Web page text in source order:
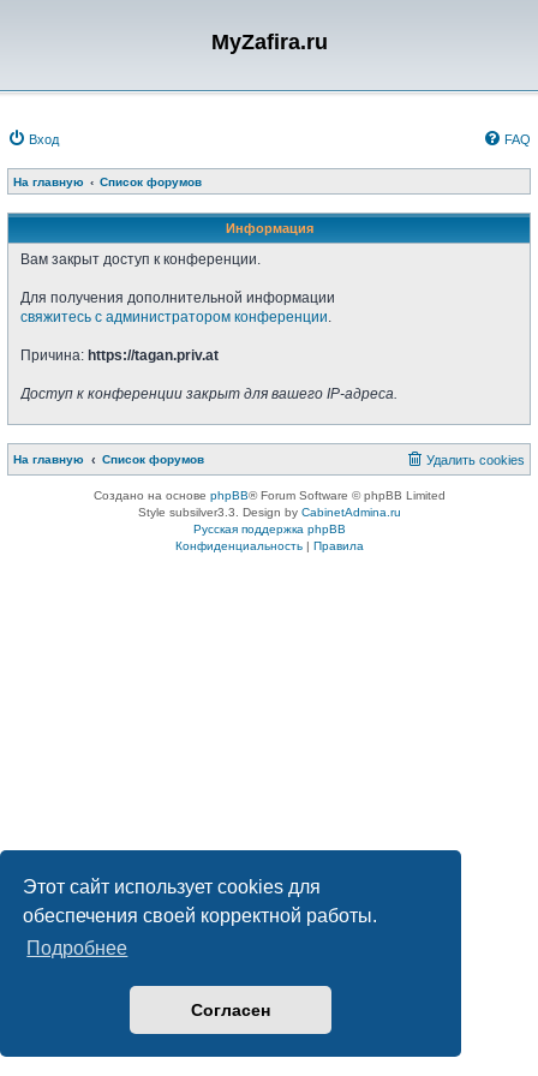
Этот сайт использует cookies для
обеспечения своей корректной работы.
Подробнее
Согласен
MyZafira.ru
Вход FAQ
На главную Список форумов
Информация
Вам закрыт доступ к конференции.
Для получения дополнительной информации
свяжитесь с администратором конференции.
Причина: https://tagan.priv.at
Доступ к конференции закрыт для вашего IP-адреса.
На главную Список форумов Удалить cookies
Создано на основе phpBB® Forum Software © phpBB Limited
Style subsilver3.3. Design by CabinetAdmina.ru
Русская поддержка phpBB
Конфиденциальность| Правила